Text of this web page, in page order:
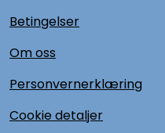
Betingelser
Om oss
Personvernerklæring
Cookie detaljer